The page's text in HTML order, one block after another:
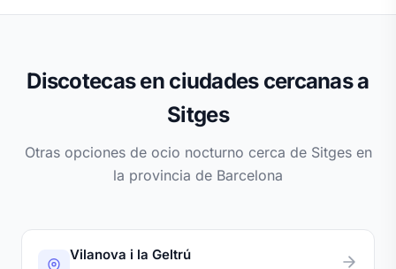
Discotecas en ciudades cercanas a
Sitges
Otras opciones de ocio nocturno cerca de Sitges en
la provincia de Barcelona
Vilanova i la Geltrú